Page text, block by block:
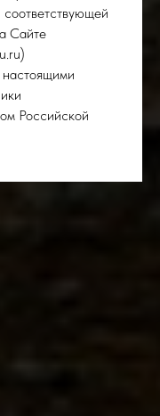
Сайте
настоящими
Российской